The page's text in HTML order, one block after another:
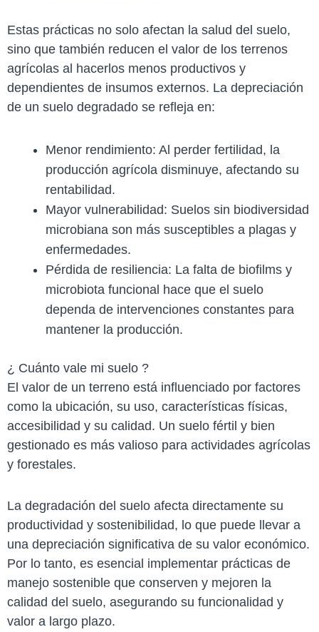
Estas prácticas no solo afectan la salud del suelo,
sino que también reducen el valor de los terrenos
agrícolas al hacerlos menos productivos y
dependientes de insumos externos. La depreciación
de un suelo degradado se refleja en:
Menor rendimiento: Al perder fertilidad, la
producción agrícola disminuye, afectando su
rentabilidad.
Mayor vulnerabilidad: Suelos sin biodiversidad
microbiana son más susceptibles a plagas y
enfermedades.
Pérdida de resiliencia: La falta de biofilms y
microbiota funcional hace que el suelo
dependa de intervenciones constantes para
mantener la producción.
¿ Cuánto vale mi suelo ?
El valor de un terreno está influenciado por factores
como la ubicación, su uso, características físicas,
accesibilidad y su calidad. Un suelo fértil y bien
gestionado es más valioso para actividades agrícolas
y forestales.
La degradación del suelo afecta directamente su
productividad y sostenibilidad, lo que puede llevar a
una depreciación significativa de su valor económico.
Por lo tanto, es esencial implementar prácticas de
manejo sostenible que conserven y mejoren la
calidad del suelo, asegurando su funcionalidad y
valor a largo plazo.